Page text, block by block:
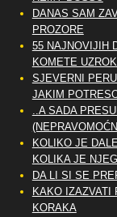
DANAS SAM
PROZORE
55 NAJNOVIJIH
KOMETE
SJEVERNI
JAKIM
..A SADA
KOLIKO JE
KOLIKA JE
DA LI SI SE
KAKO IZAZVATI
KORAKA